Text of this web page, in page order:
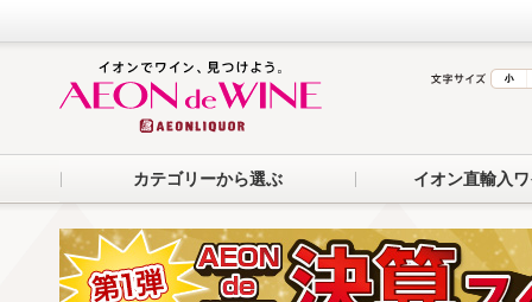
カテゴリーから選ぶ イオン直輸入